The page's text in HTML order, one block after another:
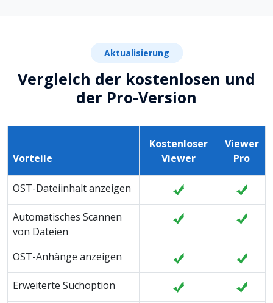
Aktualisierung
Vergleich der kostenlosen und
der Pro-Version
Vorteile
Kostenloser
Viewer
Viewer
Pro
OST-Dateiinhalt anzeigen
Automatisches Scannen
von Dateien
OST-Anhänge anzeigen
Erweiterte Suchoption